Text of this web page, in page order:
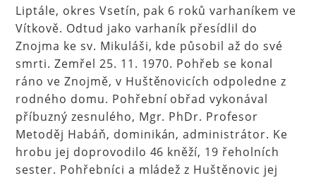
Liptále, okres Vsetín, pak 6 roků varhaníkem ve
Vítkově. Odtud jako varhaník přesídlil do
Znojma ke sv. Mikuláši, kde působil až do své
smrti. Zemřel 25. 11. 1970. Pohřeb se konal
ráno ve Znojmě, v Huštěnovicích odpoledne z
rodného domu. Pohřební obřad vykonával
příbuzný zesnulého, Mgr. PhDr. Profesor
Metoděj Habáň, dominikán, administrátor. Ke
hrobu jej doprovodilo 46 kněží, 19 řeholních
sester. Pohřebníci a mládež z Huštěnovic jej